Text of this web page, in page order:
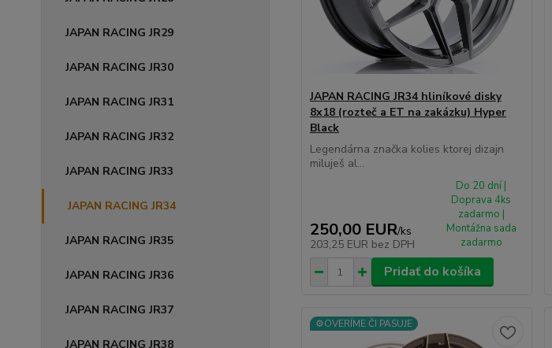
JAPAN RACING JR29
JAPAN RACING JR30
JAPAN RACING JR31
JAPAN RACING JR32
JAPAN RACING JR33
JAPAN RACING JR34
JAPAN RACING JR35
JAPAN RACING JR36
JAPAN RACING JR37
JAPAN RACING JR38
JAPAN RACING JR34 hliníkové disky
8x18 (rozteč a ET na zakázku) Hyper
Black
Legendárna značka kolies ktorej dizajn
miluješ al...
250,00 EUR/ks
203,25 EUR bez DPH
Do 20 dní |
Doprava 4ks
zadarmo |
Montážna sada
zadarmo
Pridať do košíka
⚙️OVERÍME ČI PASUJE